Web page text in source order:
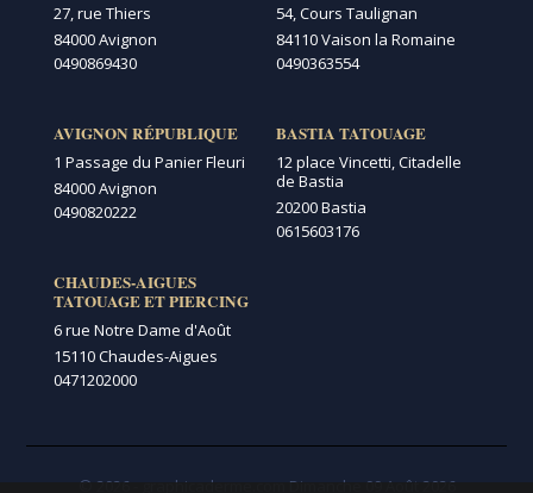
27, rue Thiers
84000 Avignon
0490869430
AVIGNON RÉPUBLIQUE
1 Passage du Panier Fleuri
84000 Avignon
0490820222
CHAUDES-AIGUES
TATOUAGE ET PIERCING
6 rue Notre Dame d'Août
15110 Chaudes-Aigues
0471202000
54, Cours Taulignan
84110 Vaison la Romaine
0490363554
BASTIA TATOUAGE
12 place Vincetti, Citadelle
de Bastia
20200 Bastia
0615603176
© 2026 - graphicaderme.com Dimanche 09 Août 2026